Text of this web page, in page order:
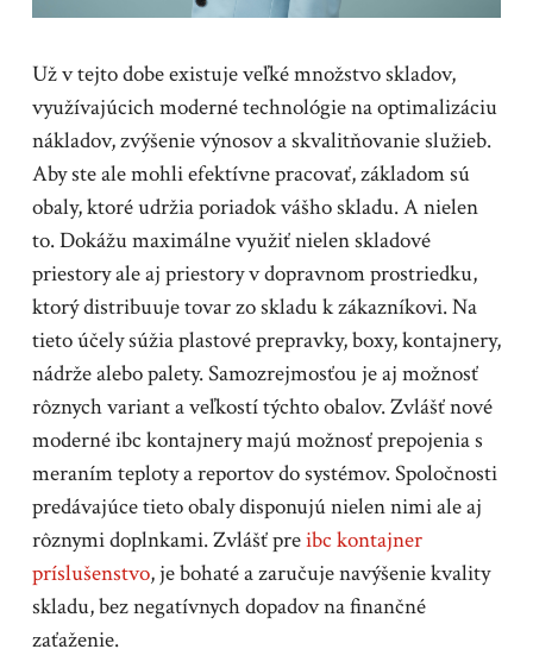
Už v tejto dobe existuje veľké množstvo skladov,
využívajúcich moderné technológie na optimalizáciu
nákladov, zvýšenie výnosov a skvalitňovanie služieb.
Aby ste ale mohli efektívne pracovať, základom sú
obaly, ktoré udržia poriadok vášho skladu. A nielen
to. Dokážu maximálne využiť nielen skladové
priestory ale aj priestory v dopravnom prostriedku,
ktorý distribuuje tovar zo skladu k zákazníkovi. Na
tieto účely súžia plastové prepravky, boxy, kontajnery,
nádrže alebo palety. Samozrejmosťou je aj možnosť
rôznych variant a veľkostí týchto obalov. Zvlášť nové
moderné ibc kontajnery majú možnosť prepojenia s
meraním teploty a reportov do systémov. Spoločnosti
predávajúce tieto obaly disponujú nielen nimi ale aj
rôznymi doplnkami. Zvlášť preibc kontajner
príslušenstvo, je bohaté a zaručuje navýšenie kvality
skladu, bez negatívnych dopadov na finančné
zaťaženie.